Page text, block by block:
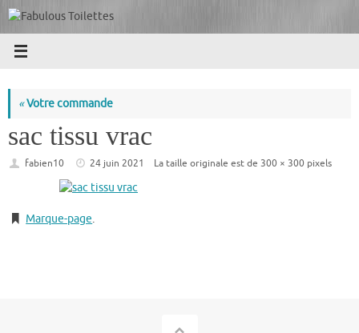
Passer
au
contenu
«Votre commande
sac tissu vrac
fabien10 24 juin 2021 La taille originale est de300 × 300 pixels
Marque-page.